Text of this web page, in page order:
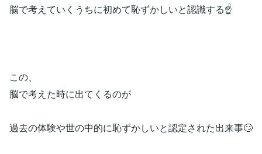
脳で考えていくうちに初めて恥ずかしいと認識する☝️
この、
脳で考えた時に出てくるのが
過去の体験や世の中的に恥ずかしいと認定された出来事🙄